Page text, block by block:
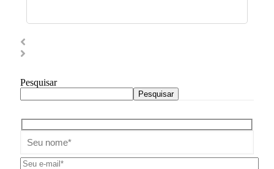
Pesquisar
Pesquisar